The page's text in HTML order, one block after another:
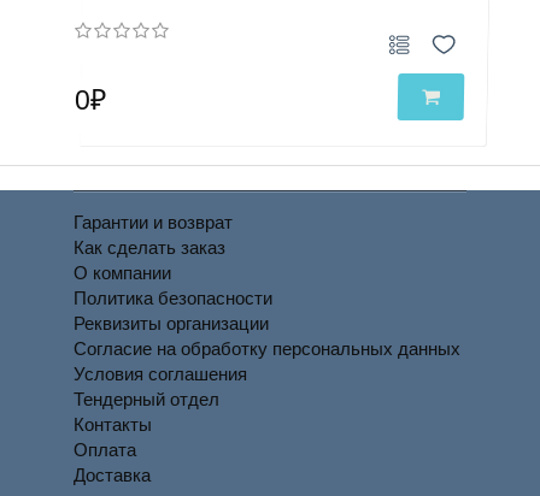
0₽
Гарантии и возврат
Как сделать заказ
О компании
Политика безопасности
Реквизиты организации
Согласие на обработку персональных данных
Условия соглашения
Тендерный отдел
Контакты
Оплата
Доставка